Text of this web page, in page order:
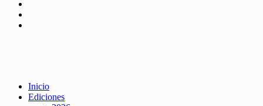
Inicio
Ediciones